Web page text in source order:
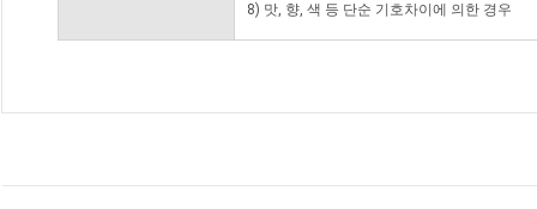
8) 맛, 향, 색 등 단순 기호차이에 의한 경우